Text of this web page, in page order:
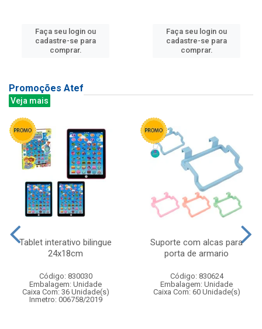
Faça seu login ou
cadastre-se para
comprar.
Faça seu login ou
cadastre-se para
comprar.
Promoções Atef
Veja mais
Tablet interativo bilingue
24x18cm
Código: 830030
Embalagem: Unidade
Caixa Com: 36 Unidade(s)
Inmetro: 006758/2019
Suporte com alcas para
porta de armario
Código: 830624
Embalagem: Unidade
Caixa Com: 60 Unidade(s)